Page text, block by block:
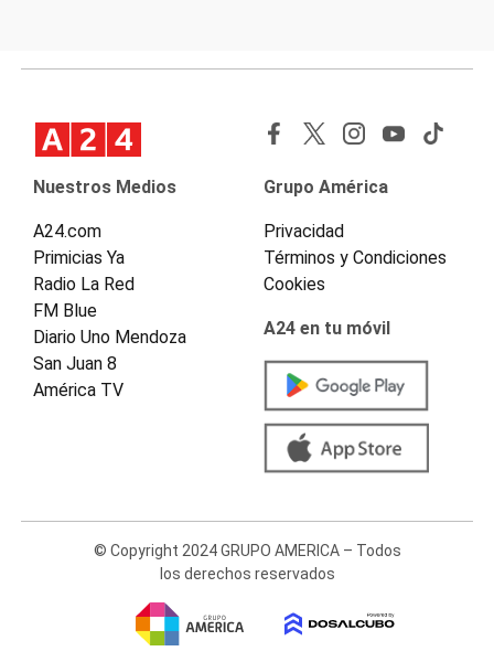
Nuestros Medios
A24.com
Primicias Ya
Radio La Red
FM Blue
Diario Uno Mendoza
San Juan 8
América TV
Grupo América
Privacidad
Términos y Condiciones
Cookies
A24 en tu móvil
© Copyright 2024 GRUPO AMERICA – Todos
los derechos reservados